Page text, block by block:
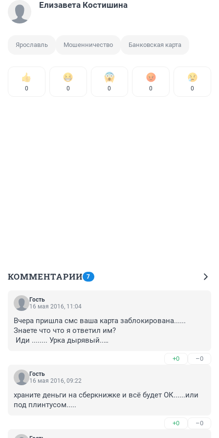
Елизавета Костишина
Ярославль Мошенничество Банковская карта
0 0 0 0 0
КОММЕНТАРИИ 7
Гость
16 мая 2016, 11:04
Вчера пришла смс ваша карта заблокирована......
Знаете что что я ответил им?
Иди ........ Урка дырявый..
+0 –0
Гость
16 мая 2016, 09:22
храните деньги на сберкнижке и всё будет ОК......или
под плинтусом.....
+0 –0